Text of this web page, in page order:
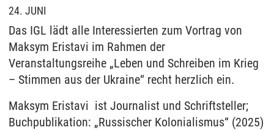
24. JUNI
Das IGL lädt alle Interessierten zum Vortrag von
Maksym Eristavi im Rahmen der
Veranstaltungsreihe „Leben und Schreiben im Krieg
– Stimmen aus der Ukraine“ recht herzlich ein.
Maksym Eristavi ist Journalist und Schriftsteller;
Buchpublikation: „Russischer Kolonialismus“ (2025)